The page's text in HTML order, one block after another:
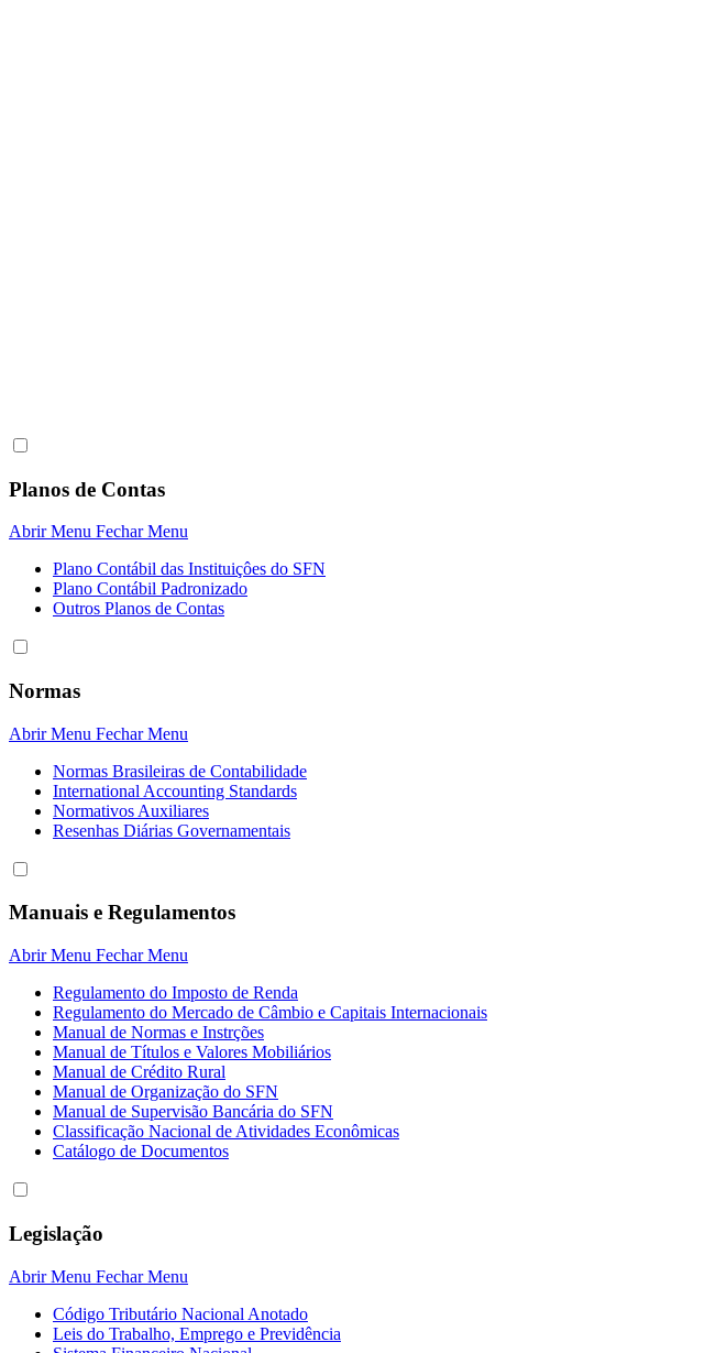
Planos de Contas
Abrir Menu Fechar Menu
Plano Contábil das Instituiçôes do SFN
Plano Contábil Padronizado
Outros Planos de Contas
Normas
Abrir Menu Fechar Menu
Normas Brasileiras de Contabilidade
International Accounting Standards
Normativos Auxiliares
Resenhas Diárias Governamentais
Manuais e Regulamentos
Abrir Menu Fechar Menu
Regulamento do Imposto de Renda
Regulamento do Mercado de Câmbio e Capitais Internacionais
Manual de Normas e Instrções
Manual de Títulos e Valores Mobiliários
Manual de Crédito Rural
Manual de Organização do SFN
Manual de Supervisão Bancária do SFN
Classificação Nacional de Atividades Econômicas
Catálogo de Documentos
Legislação
Abrir Menu Fechar Menu
Código Tributário Nacional Anotado
Leis do Trabalho, Emprego e Previdência